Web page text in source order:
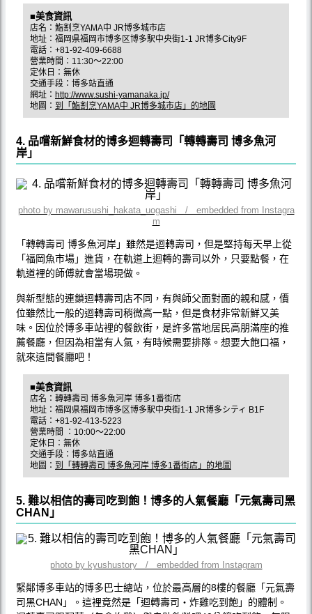
■美食資訊
店名：鮨割烹YAMA中 JR博多城市店
地址：福岡県福岡市博多区博多駅中央街1-1 JR博多City9F
電話：+81-92-409-6688
營業時間：11:30～22:00
定休日：無休
交通手段：博多站直通
網址： http://www.sushi-yamanaka.jp/
地圖： 到「鮨割烹YAMA中 JR博多城市店」的地圖
4. 品嚐新鮮食材的博多迴轉壽司「轉轉壽司 博多魚河
岸」
photo by mawarusushi_hakata_uogashi / embedded from Instagra
m
「轉轉壽司 博多魚河岸」雖然是迴轉壽司，但是堅持每天早上從
「福岡魚市場」進貨，在軌道上迴轉的壽司以外，只要點餐，在
軌道裡的師傅就會當場現做。
與新型態的連鎖迴轉壽司店不同，有與師父面對面的親和感，價
位雖然比一般的迴轉壽司稍微高一點，但是食材非常新鮮又美
味。因位於博多車站裡的餐飲街，是許多當地居民高朋滿座的推
薦餐廳，但因為相當有人氣，有時候需要排隊。想要大飽口福，
就來這間餐廳吧！
■美食資訊
店名：轉轉壽司 博多魚河岸 博多1番街店
地址：福岡県福岡市博多区博多駅中央街1-1 JR博多シティ B1F
電話：+81-92-413-5223
營業時間 ：10:00～22:00
定休日：無休
交通手段：博多站直通
地圖： 到「轉轉壽司 博多魚河岸 博多1番街店」的地圖
5. 難以相信的壽司吃到飽！博多的人氣餐廳「元氣壽司黑
CHAN」
photo by kyushustory / embedded from Instagram
緊鄰博多車站的博多巴士總站，位於最高層的8樓的餐廳「元氣壽
司黑CHAN」。這裡竟然是「迴轉壽司・炸雞吃到飽」的體制。